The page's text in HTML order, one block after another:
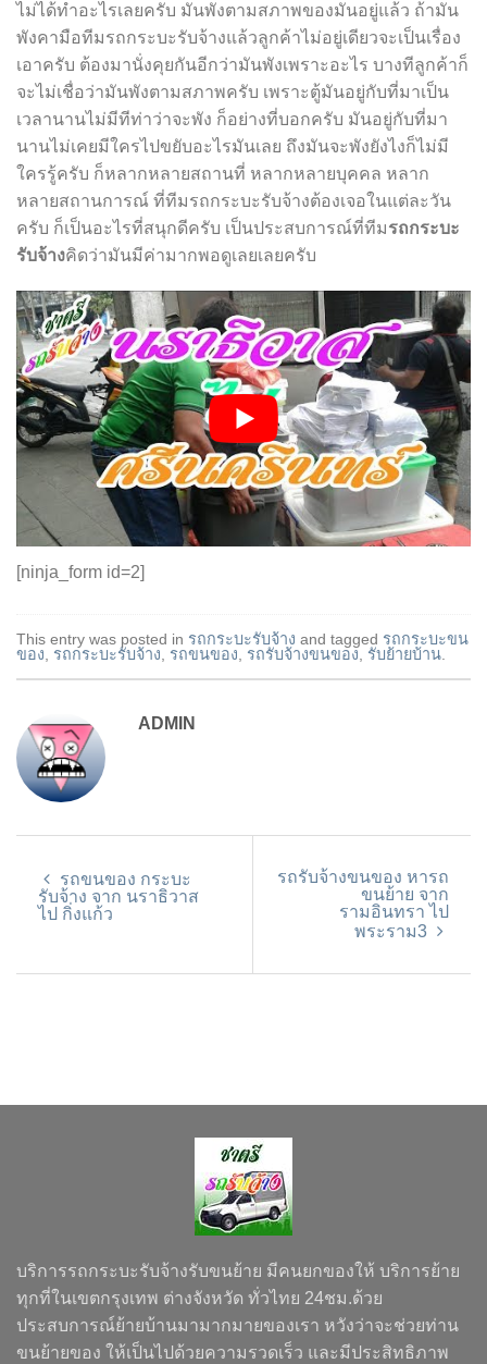
ไม่ได้ทำอะไรเลยครับ มันพังตามสภาพของมันอยู่แล้ว ถ้ามัน
พังคามือทีมรถกระบะรับจ้างแล้วลูกค้าไม่อยู่เดียวจะเป็นเรื่อง
เอาครับ ต้องมานั่งคุยกันอีกว่ามันพังเพราะอะไร บางทีลูกค้าก็
จะไม่เชื่อว่ามันพังตามสภาพครับ เพราะตู้มันอยู่กับที่มาเป็น
เวลานานไม่มีทีท่าว่าจะพัง ก็อย่างที่บอกครับ มันอยู่กับที่มา
นานไม่เคยมีใครไปขยับอะไรมันเลย ถึงมันจะพังยังไงก็ไม่มี
ใครรู้ครับ ก็หลากหลายสถานที่ หลากหลายบุคคล หลาก
หลายสถานการณ์ ที่ทีมรถกระบะรับจ้างต้องเจอในแต่ละวัน
ครับ ก็เป็นอะไรที่สนุกดีครับ เป็นประสบการณ์ที่ทีมรถกระบะ
รับจ้างคิดว่ามันมีค่ามากพอดูเลยเลยครับ
[ninja_form id=2]
This entry was posted in รถกระบะรับจ้าง and tagged รถกระบะขน
ของ, รถกระบะรับจ้าง, รถขนของ, รถรับจ้างขนของ, รับย้ายบ้าน.
ADMIN
รถขนของ กระบะ
รับจ้าง จาก นราธิวาส
ไป กิ่งแก้ว
รถรับจ้างขนของ หารถ
ขนย้าย จาก
รามอินทรา ไป
พระราม3
บริการรถกระบะรับจ้างรับขนย้าย มีคนยกของให้ บริการย้าย
ทุกที่ในเขตกรุงเทพ ต่างจังหวัด ทั่วไทย 24ชม.ด้วย
ประสบการณ์ย้ายบ้านมามากมายของเรา หวังว่าจะช่วยท่าน
ขนย้ายของ ให้เป็นไปด้วยความรวดเร็ว และมีประสิทธิภาพ